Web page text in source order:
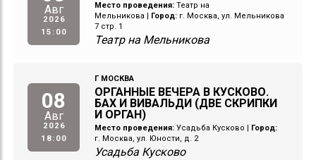
Авг
2026
15:00
Место проведения: Театр на
Мельникова
Город: г. Москва, ул. Мельникова
7 стр. 1
Театр на Мельникова
08
Авг
2026
18:00
Г МОСКВА
ОРГАННЫЕ ВЕЧЕРА В КУСКОВО.
БАХ И ВИВАЛЬДИ (ДВЕ СКРИПКИ
И ОРГАН)
Место проведения: Усадьба Кусково
Город:
г. Москва, ул. Юности, д. 2
Усадьба Кусково